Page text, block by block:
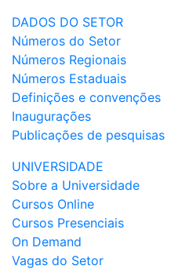
DADOS DO SETOR
Números do Setor
Números Regionais
Números Estaduais
Definições e convenções
Inaugurações
Publicações de pesquisas
UNIVERSIDADE
Sobre a Universidade
Cursos Online
Cursos Presenciais
On Demand
Vagas do Setor